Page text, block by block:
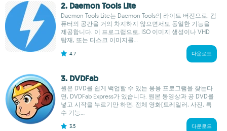
2. Daemon Tools Lite
Daemon Tools Lite는 Daemon Tools의 라이트 버전으로, 컴
퓨터의 공간을 거의 차지하지 않으면서도 동일한 기능을
제공합니다. 이 프로그램으로, ISO 이미지 생성이나 VHD
탑재, 또는 디스크 이미지를...
4.7 다운로드
3. DVDFab
원본 DVD를 쉽게 백업할 수 있는 응용 프로그램을 찾는다
면, DVDFab Express가 있습니다. 원본 동영상과 공 DVD를
넣고 시작을 누르기만 하면, 전체 영화(트레일러, 사진, 특
수 기능...
3.5 다운로드